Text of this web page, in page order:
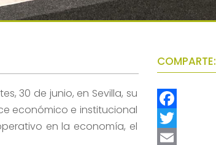
30 de junio, en Sevilla, su
económico e institucional
en la economía, el
COMPARTE:
F
a
T